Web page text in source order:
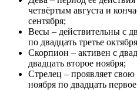
четвёртым августа и
сентября;
Весы – действительны с
по двадцать третье
Скорпион – активен с
двадцать второе ноября;
Стрелец – проявляет свою
ноября по двадцать